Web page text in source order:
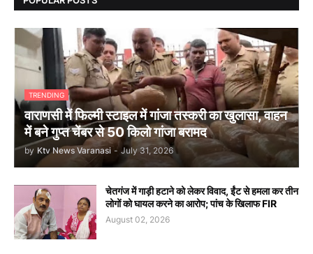
TRENDING
वाराणसी में फिल्मी स्टाइल में गांजा तस्करी का खुलासा, वाहन
में बने गुप्त चेंबर से 50 किलो गांजा बरामद
by Ktv News Varanasi - July 31, 2026
चेतगंज में गाड़ी हटाने को लेकर विवाद, ईंट से हमला कर तीन
लोगों को घायल करने का आरोप; पांच के खिलाफ FIR
August 02, 2026